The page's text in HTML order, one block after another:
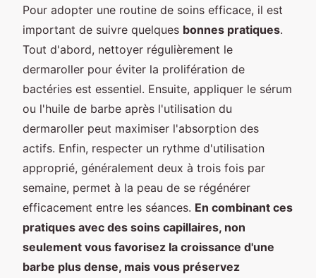
Pour adopter une routine de soins efficace, il est
important de suivre quelques bonnes pratiques.
Tout d'abord, nettoyer régulièrement le
dermaroller pour éviter la prolifération de
bactéries est essentiel. Ensuite, appliquer le sérum
ou l'huile de barbe après l'utilisation du
dermaroller peut maximiser l'absorption des
actifs. Enfin, respecter un rythme d'utilisation
approprié, généralement deux à trois fois par
semaine, permet à la peau de se régénérer
efficacement entre les séances. En combinant ces
pratiques avec des soins capillaires, non
seulement vous favorisez la croissance d'une
barbe plus dense, mais vous préservez